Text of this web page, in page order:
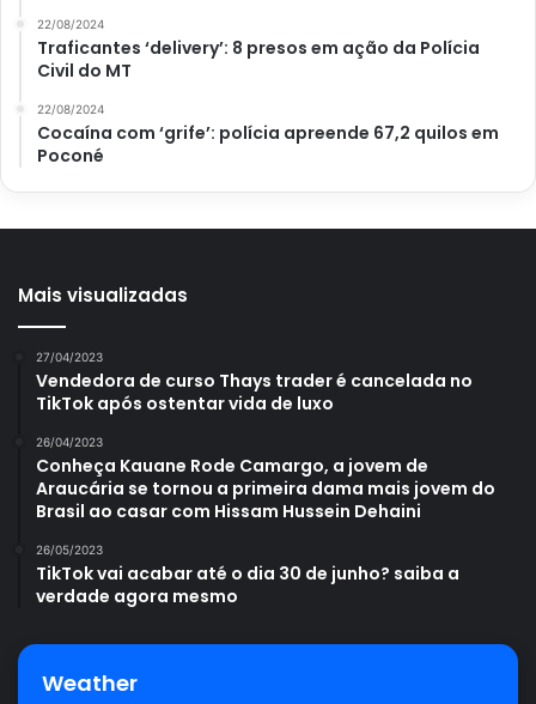
compartilhar essa matéria com os seus amigos que são
amantes de plantas. Além disso, não deixe de ficar por
dentro das demais matérias e dicas aqui do
Atualizei.Você ficará surpreendido com o tanto de
conhecimento que poderá obter por meio das nossas
matérias.
bonsai bromélia cactus
22/08/2024
Traficantes ‘delivery’: 8 presos em ação da Polícia
Civil do MT
22/08/2024
Cocaína com ‘grife’: polícia apreende 67,2 quilos em
Poconé
Mais visualizadas
27/04/2023
Vendedora de curso Thays trader é cancelada no
TikTok após ostentar vida de luxo
26/04/2023
Conheça Kauane Rode Camargo, a jovem de
Araucária se tornou a primeira dama mais jovem do
Brasil ao casar com Hissam Hussein Dehaini
26/05/2023
TikTok vai acabar até o dia 30 de junho? saiba a
verdade agora mesmo
Weather